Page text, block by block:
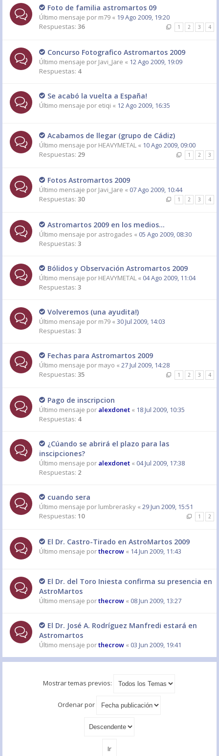
Foto de familia astromartos 09
Último mensaje por m79 « 19 Ago 2009, 19:20
Respuestas: 36 1 2 3 4
Concurso Fotografico Astromartos 2009
Último mensaje por Javi_Jare « 12 Ago 2009, 19:09
Respuestas: 4
Se acabó la vuelta a España!
Último mensaje por etiqi « 12 Ago 2009, 16:35
Acabamos de llegar (grupo de Cádiz)
Último mensaje por HEAVYMETAL « 10 Ago 2009, 09:00
Respuestas: 29 1 2 3
Fotos Astromartos 2009
Último mensaje por Javi_Jare « 07 Ago 2009, 10:44
Respuestas: 30 1 2 3 4
Astromartos 2009 en los medios...
Último mensaje por astrogades « 05 Ago 2009, 08:30
Respuestas: 3
Bólidos y Observación Astromartos 2009
Último mensaje por HEAVYMETAL « 04 Ago 2009, 11:04
Respuestas: 3
Volveremos (una ayudita!)
Último mensaje por m79 « 30 Jul 2009, 14:03
Respuestas: 3
Fechas para Astromartos 2009
Último mensaje por mayo « 27 Jul 2009, 14:28
Respuestas: 35 1 2 3 4
Pago de inscripcion
Último mensaje por alexdonet « 18 Jul 2009, 10:35
Respuestas: 4
¿Cúando se abrirá el plazo para las
inscipciones?
Último mensaje por alexdonet « 04 Jul 2009, 17:38
Respuestas: 2
cuando sera
Último mensaje por lumbrerasky « 29 Jun 2009, 15:51
Respuestas: 10 1 2
El Dr. Castro-Tirado en AstroMartos 2009
Último mensaje porthecrow « 14 Jun 2009, 11:43
El Dr. del Toro Iniesta confirma su presencia en
AstroMartos
Último mensaje porthecrow « 08 Jun 2009, 13:27
El Dr. José A. Rodríguez Manfredi estará en
Astromartos
Último mensaje porthecrow « 03 Jun 2009, 19:41
Mostrar temas previos:
Ordenar por